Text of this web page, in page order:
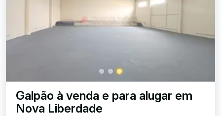
Galpão à venda e para alugar em
Nova Liberdade